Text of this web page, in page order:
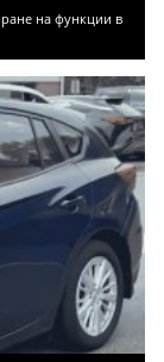
на функции в